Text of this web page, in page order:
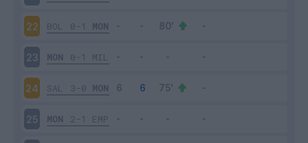
22 BOL 0-1 MON
23 MON 0-1 MIL
24 SAL 3-0 MON
25 MON 2-1 EMP